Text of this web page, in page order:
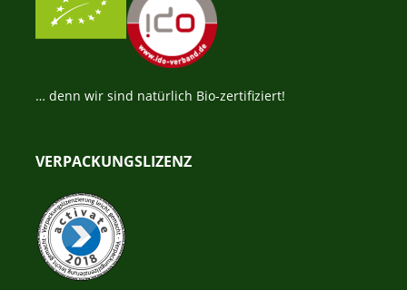
… denn wir sind natürlich Bio-zertifiziert!
VERPACKUNGSLIZENZ